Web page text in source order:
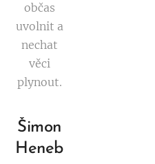
občas
uvolnit a
nechat
věci
plynout.
Šimon
Heneb